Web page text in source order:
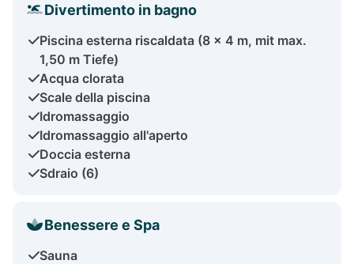
Divertimento in bagno
Piscina esterna riscaldata (8 x 4 m, mit max.
1,50 m Tiefe)
Acqua clorata
Scale della piscina
Idromassaggio
Idromassaggio all'aperto
Doccia esterna
Sdraio (6)
Benessere e Spa
Sauna